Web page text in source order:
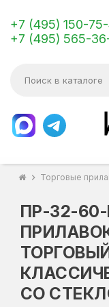
+7 (495) 150-
+7 (495) 565-
chevron_right Торговые
ПР-32-
СО